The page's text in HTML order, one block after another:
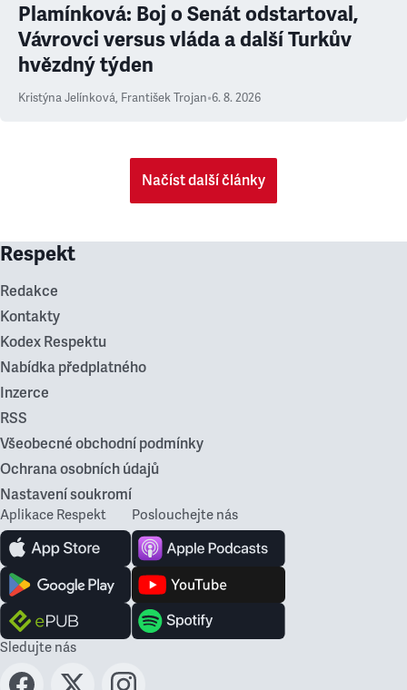
Plamínková: Boj o Senát odstartoval,
Vávrovci versus vláda a další Turkův
hvězdný týden
Kristýna Jelínková, František Trojan•6. 8. 2026
Načíst další články
Respekt
Redakce
Kontakty
Kodex Respektu
Nabídka předplatného
Inzerce
RSS
Všeobecné obchodní podmínky
Ochrana osobních údajů
Nastavení soukromí
Aplikace Respekt Poslouchejte nás
Sledujte nás